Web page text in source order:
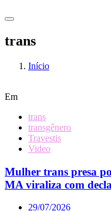
trans
Início
Em
trans
transgênero
Travestis
Video
Mulher trans presa
MA viraliza com
29/07/2026